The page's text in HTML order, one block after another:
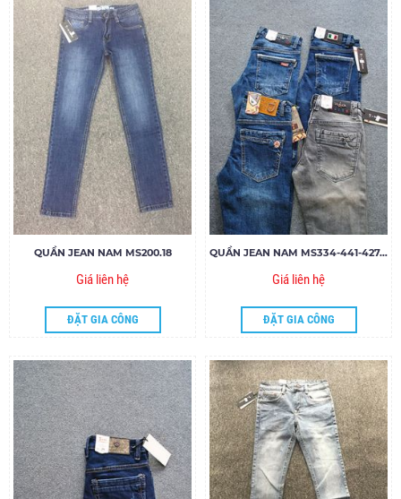
QUẦN JEAN NAM MS200.18
Giá liên hệ
ĐẶT GIA CÔNG
QUẦN JEAN NAM MS334-441-427.18
Giá liên hệ
ĐẶT GIA CÔNG